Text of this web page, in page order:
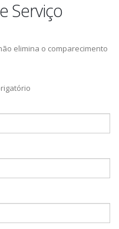
Serviço
elimina o comparecimento